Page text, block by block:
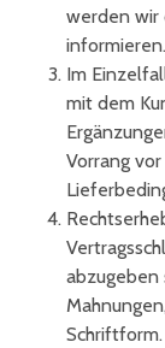
werden wir
informieren.
Im
mit dem
Vorrang
abzugeben
Schriftform.